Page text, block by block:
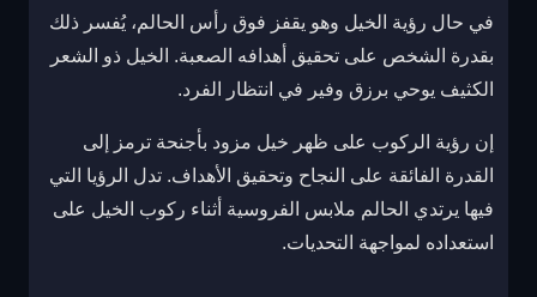
في حال رؤية الخيل وهو يقفز فوق رأس الحالم، يُفسر ذلك
بقدرة الشخص على تحقيق أهدافه الصعبة. الخيل ذو الشعر
الكثيف يوحي برزق وفير في انتظار الفرد.
إن رؤية الركوب على ظهر خيل مزود بأجنحة ترمز إلى
القدرة الفائقة على النجاح وتحقيق الأهداف. تدل الرؤيا التي
فيها يرتدي الحالم ملابس الفروسية أثناء ركوب الخيل على
استعداده لمواجهة التحديات.